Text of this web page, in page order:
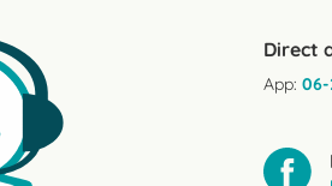
19
Sep
2023
Direct
App: 06-